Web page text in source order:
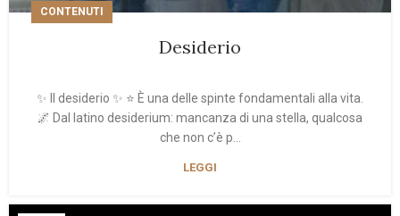
CONTENUTI
Desiderio
✨ Il desiderio ✨ ⭐ È una delle spinte fondamentali alla vita.
🌌 Dal latino desiderium: mancanza di una stella, qualcosa
che non c’è p...
LEGGI